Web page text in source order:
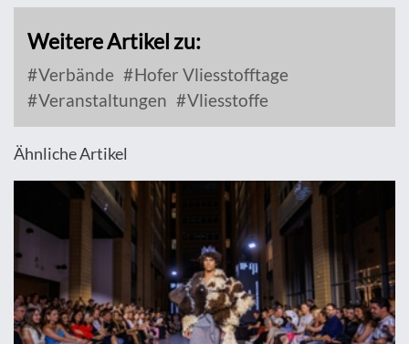
Weitere Artikel zu:
Verbände
Hofer Vliesstofftage
Veranstaltungen
Vliesstoffe
Ähnliche Artikel